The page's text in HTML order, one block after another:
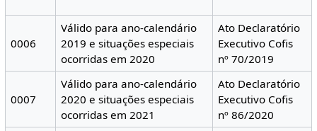
0006
Válido para ano-calendário
2019 e situações especiais
ocorridas em 2020
Ato Declaratório
Executivo Cofis
nº 70/2019
0007
Válido para ano-calendário
2020 e situações especiais
ocorridas em 2021
Ato Declaratório
Executivo Cofis
nº 86/2020